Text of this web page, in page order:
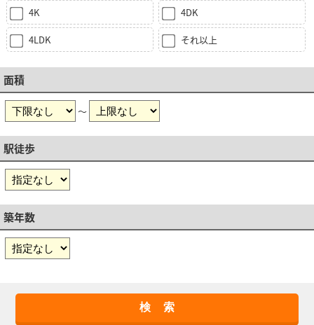
4K 4DK
4LDK それ以上
面積
～
駅徒歩
築年数